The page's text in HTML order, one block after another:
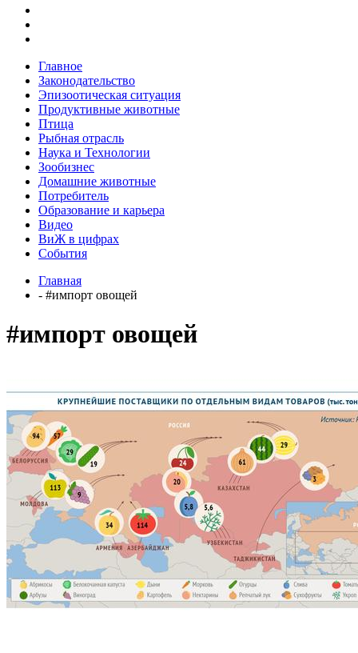
Главное
Законодательство
Эпизоотическая ситуация
Продуктивные животные
Птица
Рыбная отрасль
Наука и Технологии
Зообизнес
Домашние животные
Потребитель
Образование и карьера
Видео
ВиЖ в цифрах
События
Главная
- #импорт овощей
#импорт овощей